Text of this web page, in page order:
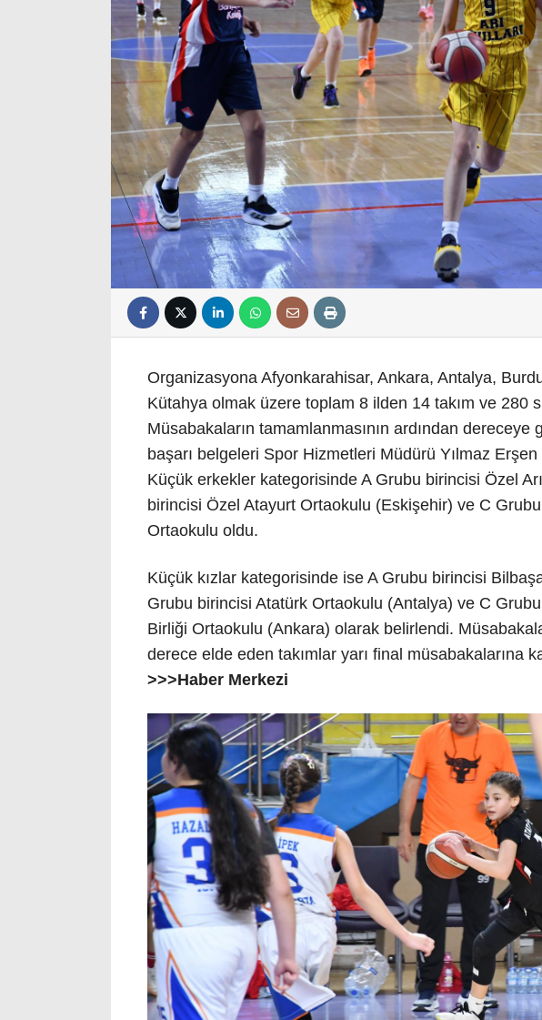
Organizasyona Afyonkarahisar, Ankara, Antalya,
Kütahya olmak üzere toplam 8 ilden 14 takım ve 280
Müsabakaların tamamlanmasının ardından dereceye
başarı belgeleri Spor Hizmetleri Müdürü Yılmaz
Küçük erkekler kategorisinde A Grubu birincisi Özel
birincisi Özel Atayurt Ortaokulu (Eskişehir) ve C
Ortaokulu oldu.
Küçük kızlar kategorisinde ise A Grubu birincisi
Grubu birincisi Atatürk Ortaokulu (Antalya) ve C
Birliği Ortaokulu (Ankara) olarak belirlendi.
derece elde eden takımlar yarı final müsabakalarına
>>>Haber Merkezi